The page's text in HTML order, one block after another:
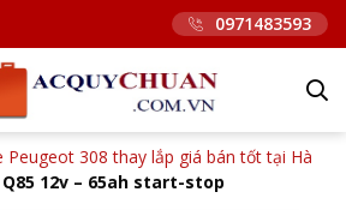
0971483593
Peugeot 308 thay lắp giá bán tốt tại Hà
Q85 12v – 65ah start-stop